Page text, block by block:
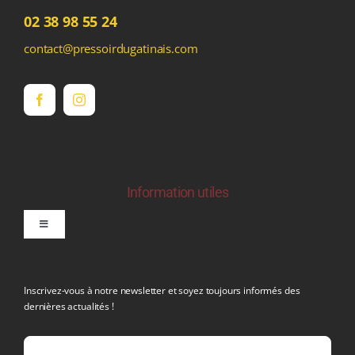
02 38 98 55 24
contact@pressoirdugatinais.com
Information utiles
Toggle
Inscrivez-vous à notre newsletter et soyez toujours informés des
dernières actualités !